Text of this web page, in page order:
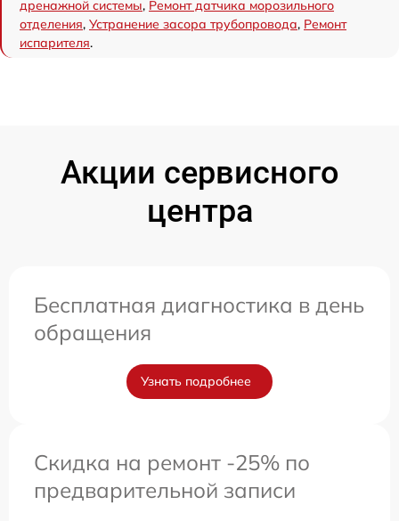
дренажной системы, Ремонт датчика морозильного
отделения, Устранение засора трубопровода, Ремонт
испарителя.
Акции сервисного
центра
Бесплатная диагностика в день
обращения
Узнать подробнее
Скидка на ремонт -25% по
предварительной записи